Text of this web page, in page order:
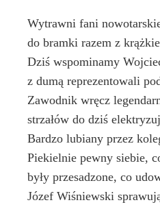
Wytrawni fani
do bramki razem z
Dziś wspominamy
z dumą reprezentowali
Zawodnik wręcz
strzałów do dziś
Bardzo lubiany przez
Piekielnie pewny siebie,
były przesadzone, co
Józef Wiśniewski